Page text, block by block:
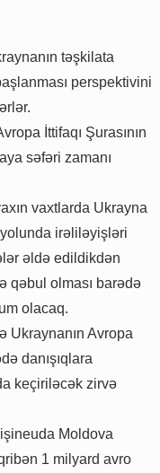
təşkilata
perspektivini
İttifaqı Şurasının
səfəri zamanı
vaxtlarda Ukrayna
irəliləyişləri
əldə edildikdən
qəbul olması barədə
olacaq.
Ukraynanın Avropa
danışıqlara
keçiriləcək zirvə
Moldova
1 milyard avro